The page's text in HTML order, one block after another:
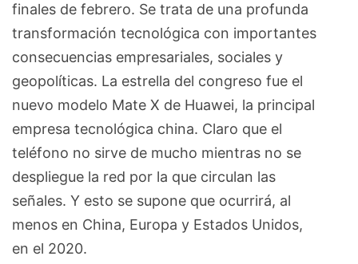
finales de febrero. Se trata de una profunda
transformación tecnológica con importantes
consecuencias empresariales, sociales y
geopolíticas. La estrella del congreso fue el
nuevo modelo Mate X de Huawei, la principal
empresa tecnológica china. Claro que el
teléfono no sirve de mucho mientras no se
despliegue la red por la que circulan las
señales. Y esto se supone que ocurrirá, al
menos en China, ­Europa y Estados Unidos,
en el 2020.